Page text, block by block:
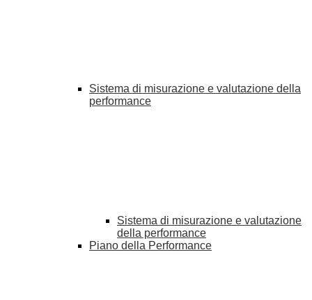
Sistema di misurazione e valutazione della
performance
Sistema di misurazione e valutazione
della performance
Piano della Performance